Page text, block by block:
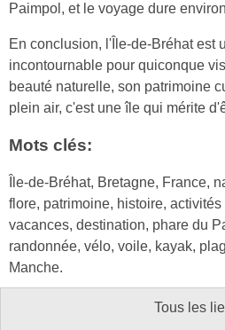
Paimpol, et le voyage dure
En conclusion, l'Île-de-Bréhat est
incontournable pour quiconque
beauté naturelle, son patrimoine
plein air, c'est une île qui mérite
Mots clés:
Île-de-Bréhat, Bretagne, France,
flore, patrimoine, histoire,
vacances, destination, phare du
randonnée, vélo, voile, kayak,
Manche.
Tous les